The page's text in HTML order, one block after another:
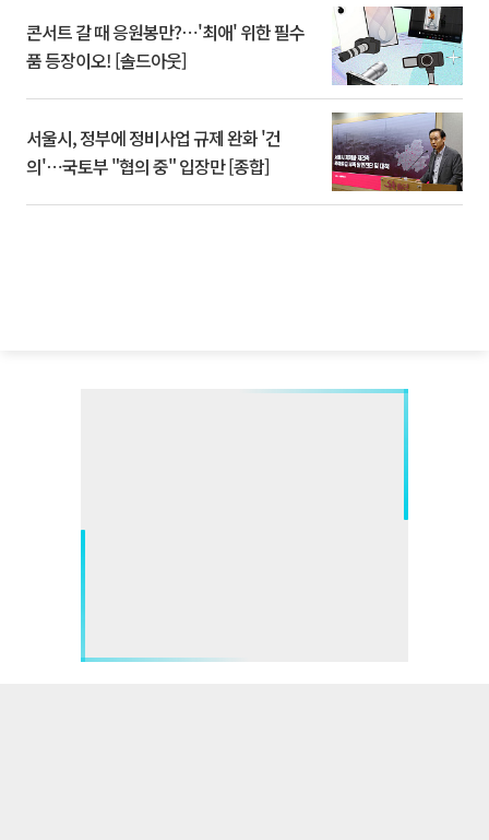
콘서트 갈 때 응원봉만?⋯'최애' 위한 필수
품 등장이오! [솔드아웃]
서울시, 정부에 정비사업 규제 완화 '건
의'⋯국토부 "협의 중" 입장만 [종합]